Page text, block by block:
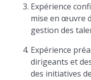
Expérience
mise en œuvre
gestion des
Expérience
dirigeants et
des initiatives